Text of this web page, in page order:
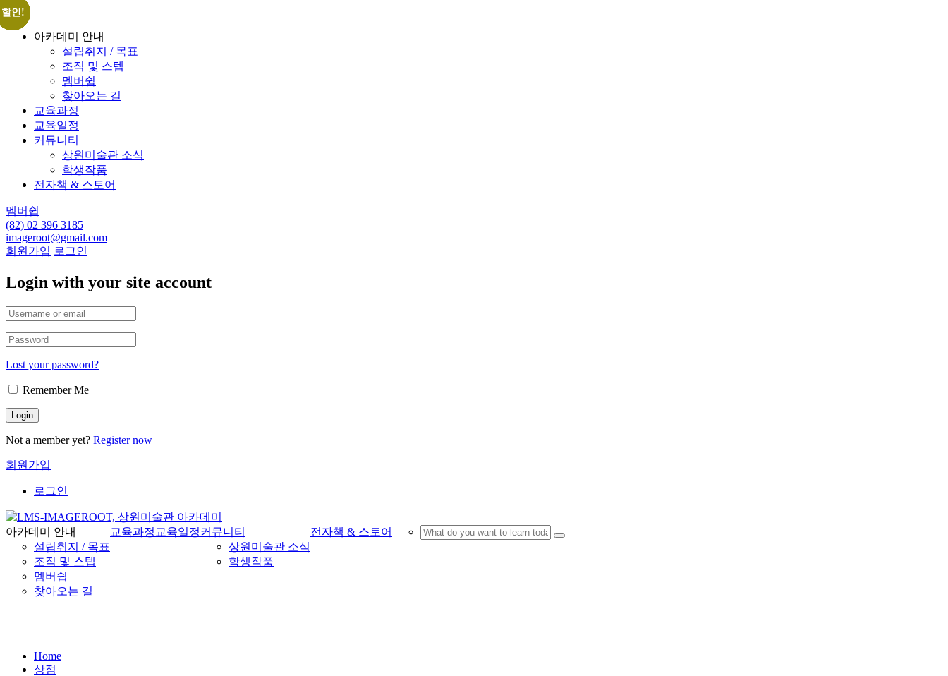
Back
아카데미 안내
설립취지 / 목표
조직 및 스텝
멤버쉽
찾아오는 길
교육과정
교육일정
커뮤니티
상원미술관 소식
학생작품
전자책 & 스토어
멤버쉽
(82) 02 396 3185
imageroot@gmail.com
회원가입 로그인
Login with your site account
Lost your password?
Remember Me
Not a member yet? Register now
회원가입
로그인
아카데미 안내
설립취지 / 목표
조직 및 스텝
멤버쉽
찾아오는 길
교육과정 교육일정커뮤니티
상원미술관 소식
학생작품
전자책 & 스토어
Home
상점
할인!
할인!
할인!
할인!
할인!
할인!
할인!